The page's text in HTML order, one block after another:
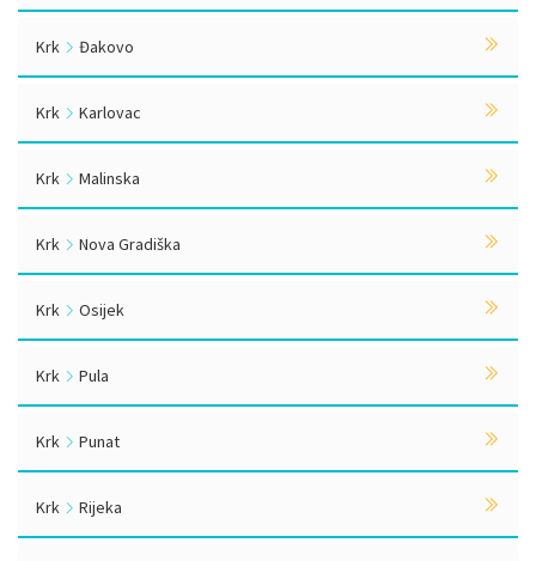
Krk Đakovo
Krk Karlovac
Krk Malinska
Krk Nova Gradiška
Krk Osijek
Krk Pula
Krk Punat
Krk Rijeka